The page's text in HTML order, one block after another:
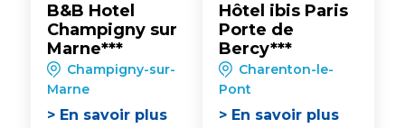
B&B Hotel
Champigny sur
Marne***
Champigny-sur-
Marne
> En savoir plus
Hôtel ibis Paris
Porte de
Bercy***
Charenton-le-
Pont
> En savoir plus